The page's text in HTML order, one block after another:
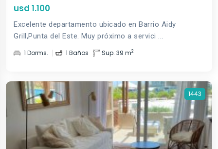
usd 1.100
Excelente departamento ubicado en Barrio Aidy
Grill,Punta del Este. Muy próximo a servici ...
1 Dorms. 1 Baños Sup. 39 m2
1443